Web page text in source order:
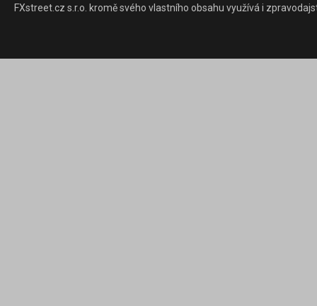
FXstreet.cz s.r.o. kromě svého vlastního obsahu využívá i